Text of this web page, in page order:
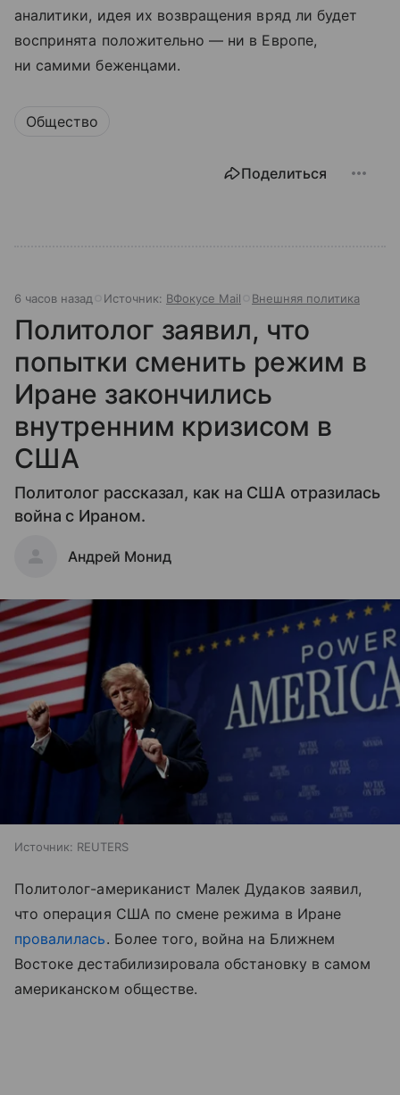
аналитики, идея их возвращения вряд ли будет
воспринята положительно — ни в Европе,
ни самими беженцами.
Общество
Поделиться
6 часов назад Источник: ВФокусе Mail Внешняя политика
Политолог заявил, что
попытки сменить режим в
Иране закончились
внутренним кризисом в
США
Политолог рассказал, как на США отразилась
война с Ираном.
Андрей Монид
Источник: REUTERS
Политолог-американист Малек Дудаков заявил,
что операция США по смене режима в Иране
провалилась. Более того, война на Ближнем
Востоке дестабилизировала обстановку в самом
американском обществе.